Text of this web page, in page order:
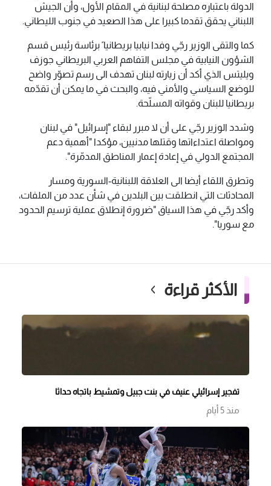
الدولة باعتباره مصلحة لبنانية في المقام الأول، وأن الجيش
اللبناني يحقق تقدما كبيرا على هذا الصعيد في جنوب الليطاني.
كما والتقى الوزير رجّي وفدا نيابيا بريطانيا ً برئاسة رئيس قسم
الشؤون النيابية في مجلس التفاهم العربي البريطاني جوزف
ويليتس الذي أكد أن زيارته لبنان تهدف الى رسم تصوّر واضح
للوضع السياسي والأمني فيه، والبحث في ما يمكن أن تقدّمه
بريطانيا للبنان وقواته المسلّحة.
وشدد الوزير رجّي على أن لا مبرر لبقاء "إسرائيل" في لبنان
ومواصلة اعتداءاتها وقتلها مدنيين، مؤكدا "أهمية دعم
المجتمع الدولي في إعادة إعمار المناطق المدمّرة".
وتطرق اللقاء أيضا الى العلاقة اللبنانية-السورية ومسار
المحادثات التي انطلقت بين البلدين في شأن عدد من الملفات،
وأكد رجّي في هذا السياق "ضرورة إنطلاق عملية ترسيم الحدود
مع سوريا".
الأكثر قراءة
تفجير إسرائيلي عنيف في بنت جبيل وتمشيط باتجاه حداثا
منذ 5 أيام